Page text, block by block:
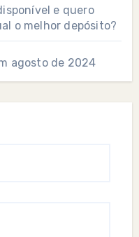
e quero
o melhor depósito?
agosto de 2024